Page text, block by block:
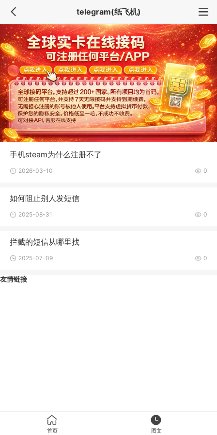
telegram(纸飞机)
手机steam为什么注册不了
2026-03-10 0
如何阻止别人发短信
2025-08-31 0
拦截的短信从哪里找
2025-07-09 0
友情链接
首页 图文